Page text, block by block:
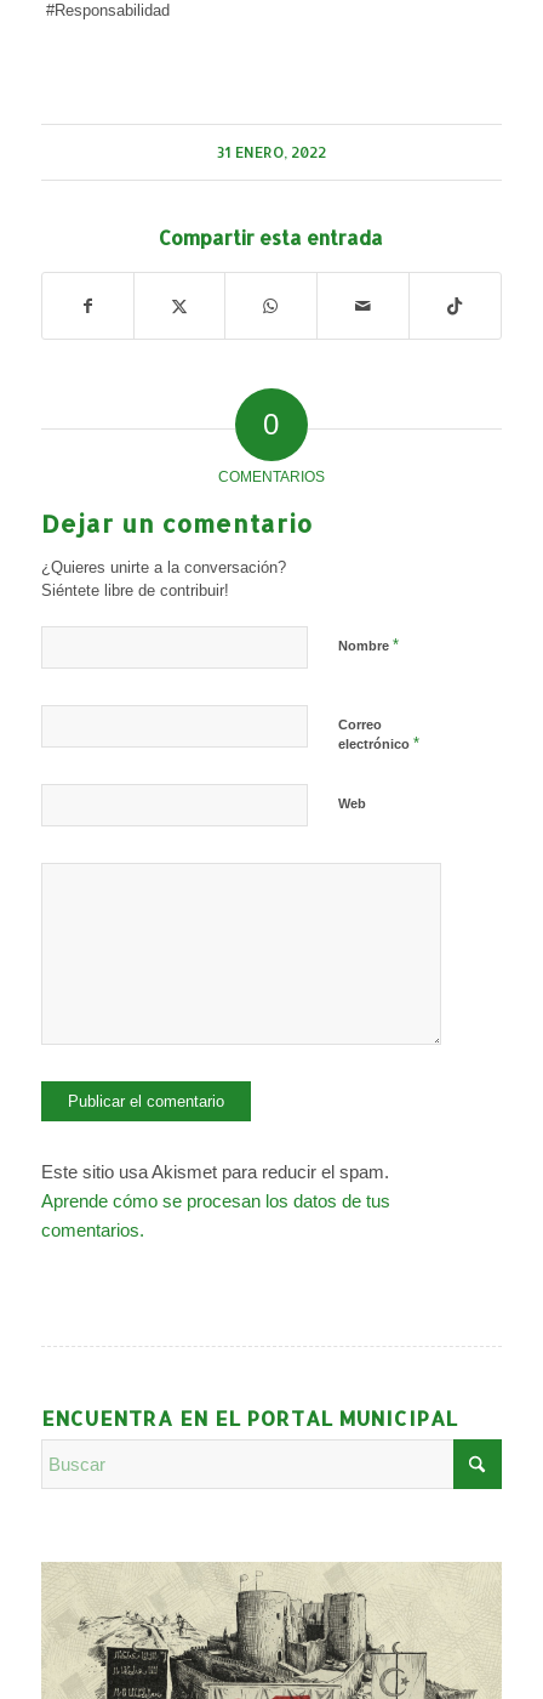
#Responsabilidad
31 ENERO, 2022
Compartir esta entrada
0
COMENTARIOS
Dejar un comentario
¿Quieres unirte a la conversación?
Siéntete libre de contribuir!
Nombre *
Correo
electrónico *
Web
Este sitio usa Akismet para reducir el spam.
Aprende cómo se procesan los datos de tus
comentarios.
ENCUENTRA EN EL PORTAL MUNICIPAL